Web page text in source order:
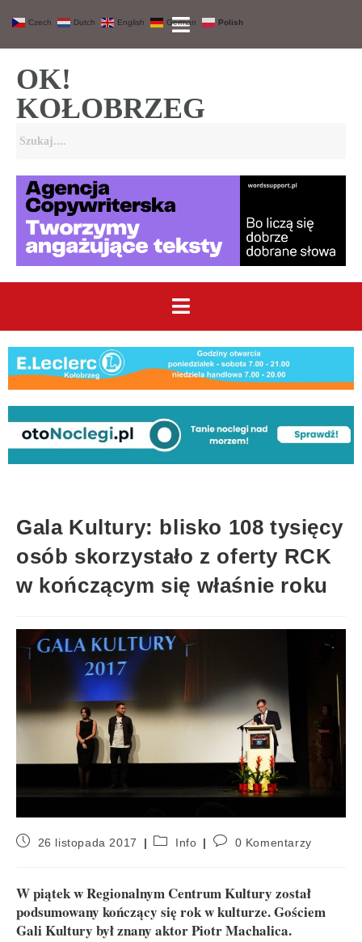
OK!
KOŁOBRZEG
Gala Kultury: blisko 108 tysięcy
osób skorzystało z oferty RCK
w kończącym się właśnie roku
26 listopada 2017 Info 0 Komentarzy
W piątek w Regionalnym Centrum Kultury został
podsumowany kończący się rok w kulturze. Gościem
Gali Kultury był znany aktor Piotr Machalica.
Czech Dutch English German Polish